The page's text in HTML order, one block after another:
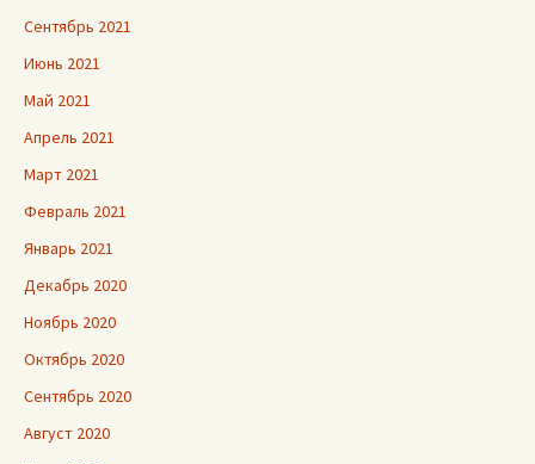
Сентябрь 2021
Июнь 2021
Май 2021
Апрель 2021
Март 2021
Февраль 2021
Январь 2021
Декабрь 2020
Ноябрь 2020
Октябрь 2020
Сентябрь 2020
Август 2020